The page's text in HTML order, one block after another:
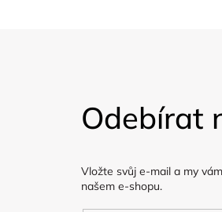
Odebírat
Vložte svůj e-mail a my
našem e-shopu.